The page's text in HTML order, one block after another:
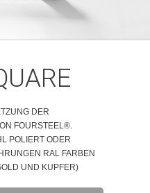
DER
FOURSTEEL®.
POLIERT ODER
RAL FARBEN
UND KUPFER)